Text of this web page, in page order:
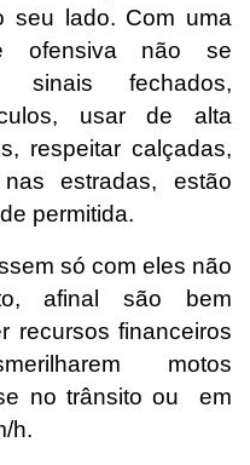
seu lado. Com uma
ofensiva não se
sinais fechados,
usar de alta
respeitar calçadas,
estradas, estão
permitida.
só com eles não
afinal são bem
recursos financeiros
motos
no trânsito ou em
h.